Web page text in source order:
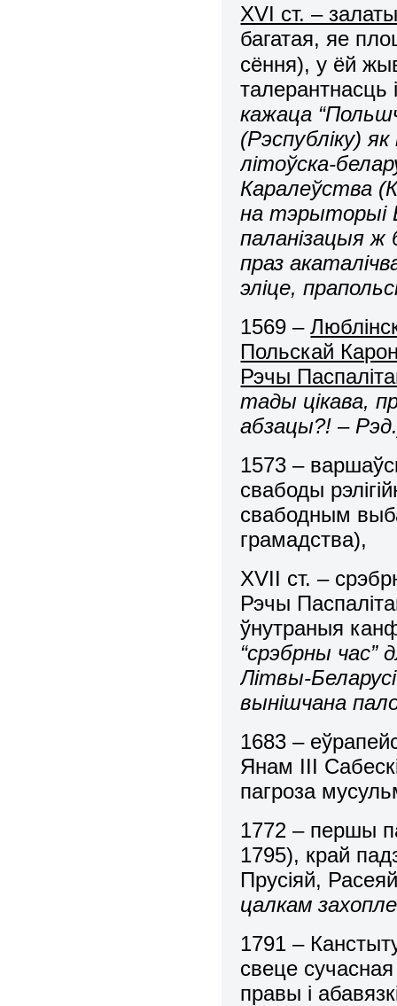
XVI ст. –
багатая, яе
сёння), у ёй
кажаца
(Рэспубліку)
літоўска-
Каралеўства
на тэрыторыі
паланізацыя ж
праз
эліце,
1569 –
Польскай
Рэчы
тады цікава,
абзацы?! –
1573 –
свабоды
свабодным
грамадства),
XVII ст. –
Рэчы
ўнутраныя
“срэбрны час”
Літвы-
вынішчана
1683 –
Янам ІІІ
пагроза
1772 – першы
1795), край
Прусіяй,
цалкам
1791 –
свеце
правы і